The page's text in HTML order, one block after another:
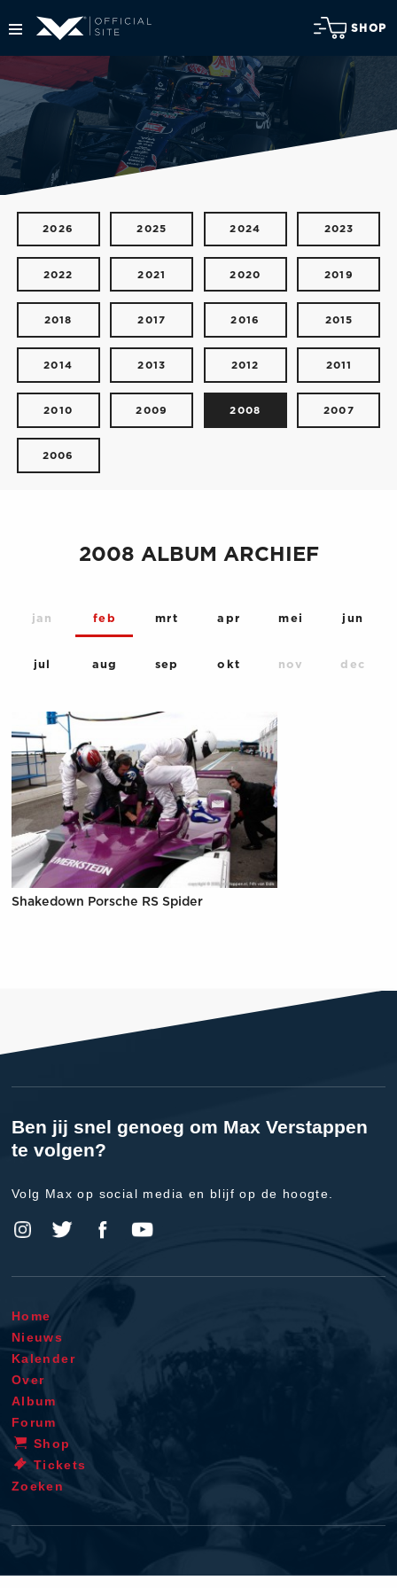
SHOP
2026 2025 2024 2023
2022 2021 2020 2019
2018 2017 2016 2015
2014 2013 2012 2011
2010 2009 2008 2007
2006
2008 ALBUM ARCHIEF
jan feb mrt apr mei jun
jul aug sep okt nov dec
Shakedown Porsche RS Spider
Ben jij snel genoeg om Max Verstappen
te volgen?
Volg Max op social media en blijf op de hoogte.
Home
Nieuws
Kalender
Over
Album
Forum
Shop
Tickets
Zoeken